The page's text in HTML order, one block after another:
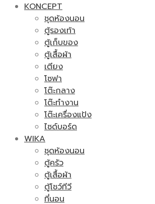
KONCEPT
ชุดห้องนอน
ตู้รองเท้า
ตู้เก็บของ
ตู้เสื้อผ้า
เตียง
โซฟา
โต๊ะกลาง
โต๊ะทำงาน
โต๊ะเครื่องแป้ง
ไซด์บอร์ด
WIKA
ชุดห้องนอน
ตู้ครัว
ตู้เสื้อผ้า
ตู้โชว์ทีวี
ที่นอน